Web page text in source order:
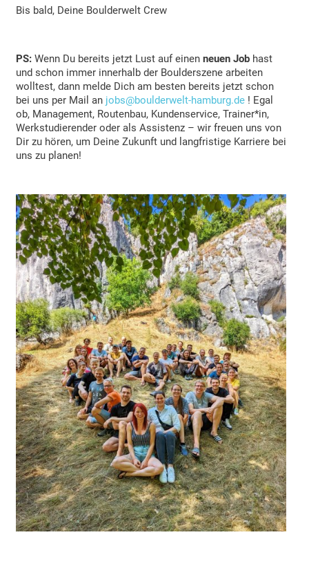
Bis bald, Deine Boulderwelt Crew
PS: Wenn Du bereits jetzt Lust auf einen neuen Job hast
und schon immer innerhalb der Boulderszene arbeiten
wolltest, dann melde Dich am besten bereits jetzt schon
bei uns per Mail an jobs@boulderwelt-hamburg.de ! Egal
ob, Management, Routenbau, Kundenservice, Trainer*in,
Werkstudierender oder als Assistenz – wir freuen uns von
Dir zu hören, um Deine Zukunft und langfristige Karriere bei
uns zu planen!